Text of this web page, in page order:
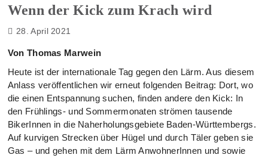
Wenn der Kick zum Krach wird
28. April 2021
Von Thomas Marwein
Heute ist der internationale Tag gegen den Lärm. Aus diesem
Anlass veröffentlichen wir erneut folgenden Beitrag: Dort, wo
die einen Entspannung suchen, finden andere den Kick: In
den Frühlings- und Sommermonaten strömen tausende
BikerInnen in die Naherholungsgebiete Baden-Württembergs.
Auf kurvigen Strecken über Hügel und durch Täler geben sie
Gas – und gehen mit dem Lärm AnwohnerInnen und sowie